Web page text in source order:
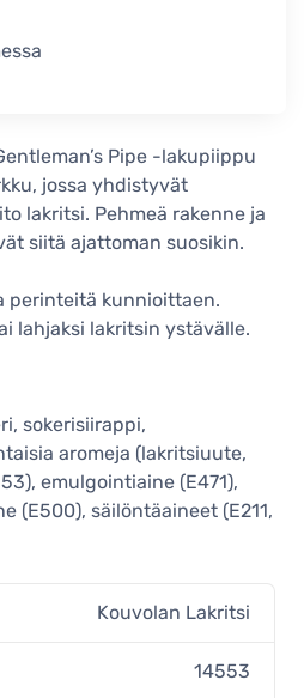
Pipe -lakupiippu
jossa yhdistyvät
lakritsi. Pehmeä rakenne ja
siitä ajattoman suosikin.
perinteitä kunnioittaen.
lahjaksi lakritsin ystävälle.
sokerisiirappi,
aromeja (lakritsiuute,
emulgointiaine (E471),
(E500), säilöntäaineet (E211,
Kouvolan Lakritsi
14553